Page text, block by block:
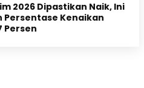
2026 Dipastikan Naik, Ini
Persentase Kenaikan
Persen